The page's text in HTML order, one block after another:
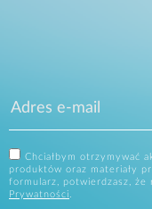
Chciałbym otrzymywać
produktów oraz materiały
formularz, potwierdzasz, że
Prywatności.